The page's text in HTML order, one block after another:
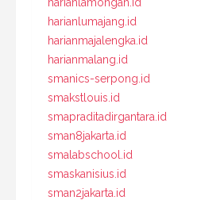
harianlumajang.id
harianmajalengka.id
harianmalang.id
smanics-serpong.id
smakstlouis.id
smapraditadirgantara.id
sman8jakarta.id
smalabschool.id
smaskanisius.id
sman2jakarta.id